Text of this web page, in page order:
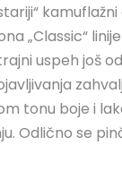
kamuflažni
„Classic“
uspeh još
tonu boje i
Odlično se